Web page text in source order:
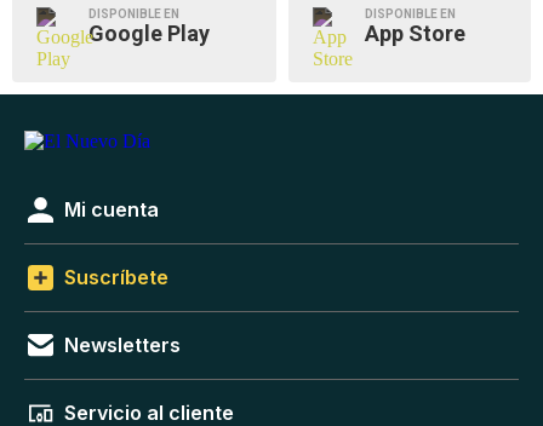
DISPONIBLE EN
Google Play
DISPONIBLE EN
App Store
Mi cuenta
Suscríbete
Newsletters
Servicio al cliente